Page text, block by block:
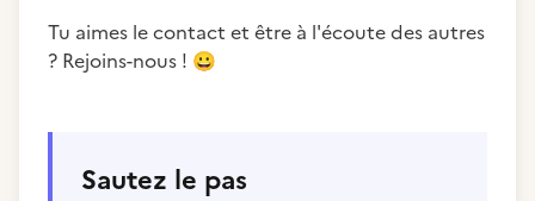
Tu aimes le contact et être à l'écoute des autres
? Rejoins-nous ! 😀
Sautez le pas